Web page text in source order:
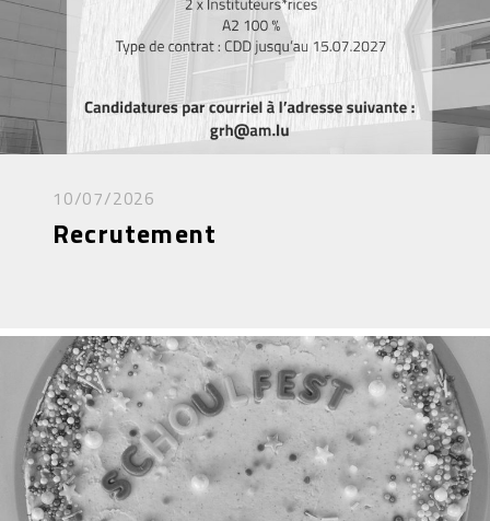
10/07/2026
Recrutement